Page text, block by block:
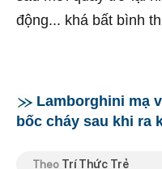
động... khá bất bình
Lamborghini mạ
bốc cháy sau khi ra
Theo Trí Thức Trẻ